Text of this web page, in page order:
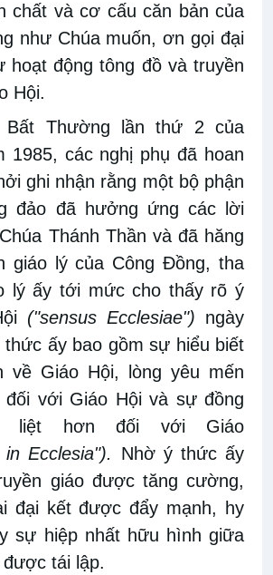
chất và cơ cấu căn bản của
như Chúa muốn, ơn gọi đại
hoạt động tông đồ và truyền
Hội.
Thường lần thứ 2 của
1985, các nghị phụ đã hoan
ghi nhận rằng một bộ phận
đảo đã hưởng ứng các lời
Thánh Thần và đã hăng
giáo lý của Công Đồng, tha
lý ấy tới mức cho thấy rõ ý
("sensus Ecclesiae") ngày
thức ấy bao gồm sự hiểu biết
về Giáo Hội, lòng yêu mến
với Giáo Hội và sự đồng
liệt hơn đối với Giáo
Ecclesia").
Nhờ ý thức ấy
giáo được tăng cường,
đại kết được đẩy mạnh, hy
sự hiệp nhất hữu hình giữa
tái lập.